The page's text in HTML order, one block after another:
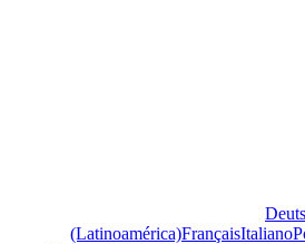
(Latinoamérica)FrançaisItaliano